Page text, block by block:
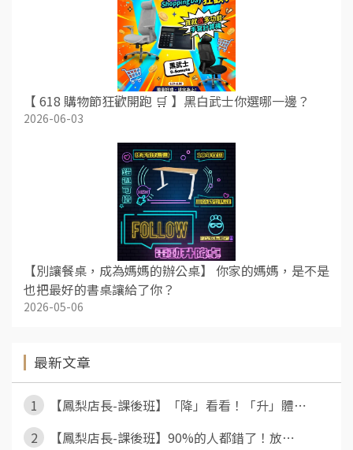
【 618 購物節狂歡開跑 🛒 】黑白武士你選哪一邊？
2026-06-03
【別讓餐桌，成為媽媽的辦公桌】 你家的媽媽，是不是
也把最好的書桌讓給了你？
2026-05-06
最新文章
1
【鳳梨店長-課後班】「降」看看！「升」體⋯
2
【鳳梨店長-課後班】90%的人都錯了！放⋯